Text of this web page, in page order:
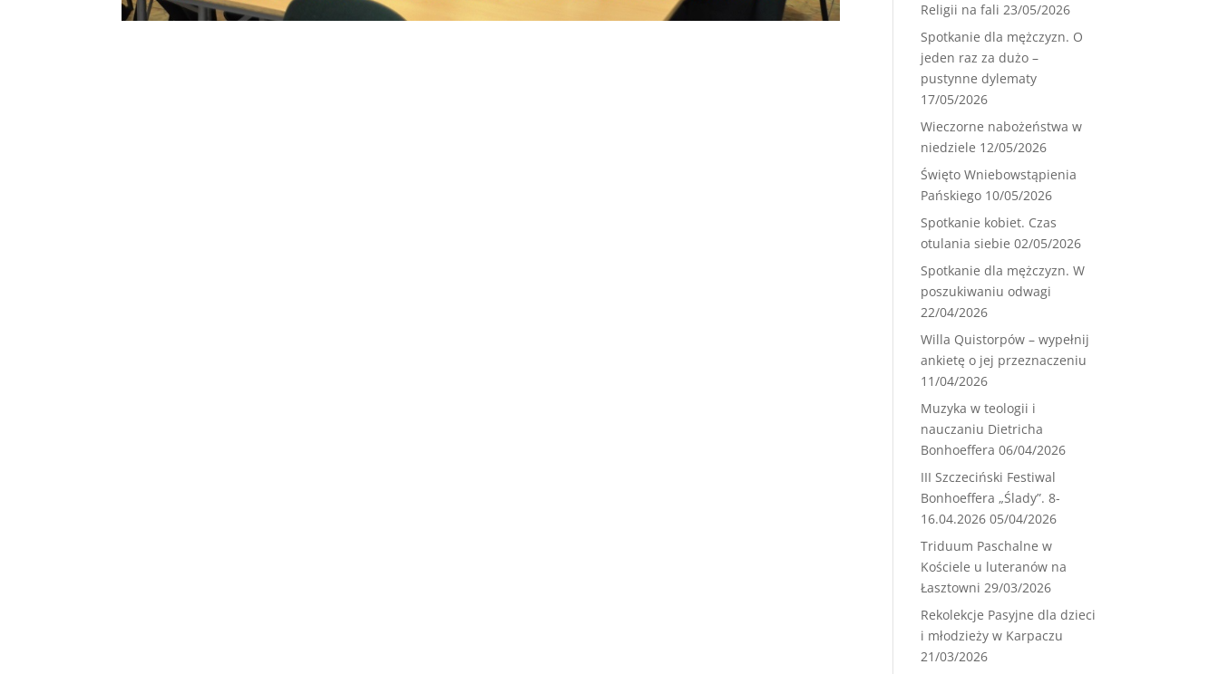
Religii na fali 23/05/2026
Spotkanie dla mężczyzn. O
jeden raz za dużo –
pustynne dylematy
17/05/2026
Wieczorne nabożeństwa w
niedziele 12/05/2026
Święto Wniebowstąpienia
Pańskiego 10/05/2026
Spotkanie kobiet. Czas
otulania siebie 02/05/2026
Spotkanie dla mężczyzn. W
poszukiwaniu odwagi
22/04/2026
Willa Quistorpów – wypełnij
ankietę o jej przeznaczeniu
11/04/2026
Muzyka w teologii i
nauczaniu Dietricha
Bonhoeffera 06/04/2026
III Szczeciński Festiwal
Bonhoeffera „Ślady”. 8-
16.04.2026 05/04/2026
Triduum Paschalne w
Kościele u luteranów na
Łasztowni 29/03/2026
Rekolekcje Pasyjne dla dzieci
i młodzieży w Karpaczu
21/03/2026